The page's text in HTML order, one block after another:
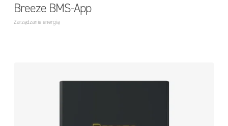
Breeze BMS-App
Zarządzanie energią